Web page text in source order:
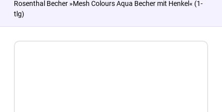
Rosenthal Becher »Mesh Colours Aqua Becher mit Henkel« (1-
tlg)